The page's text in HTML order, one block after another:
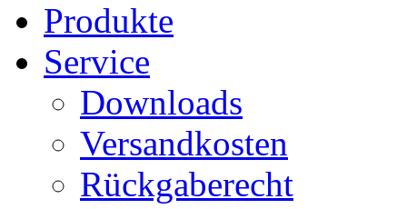
Produkte
Service
Downloads
Versandkosten
Rückgaberecht